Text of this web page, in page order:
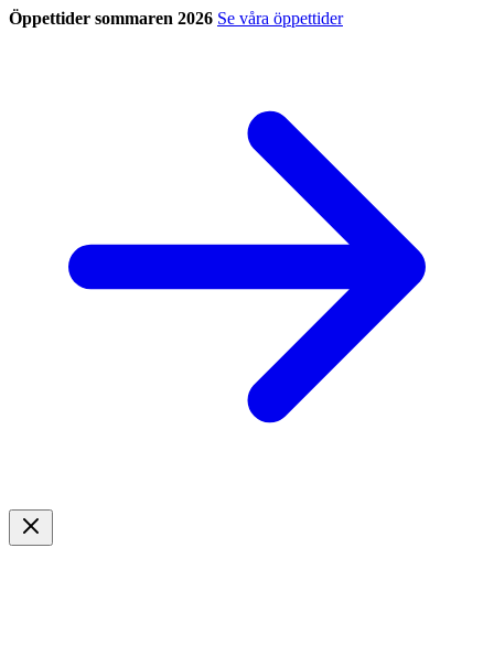
Öppettider sommaren 2026 Se våra öppettider